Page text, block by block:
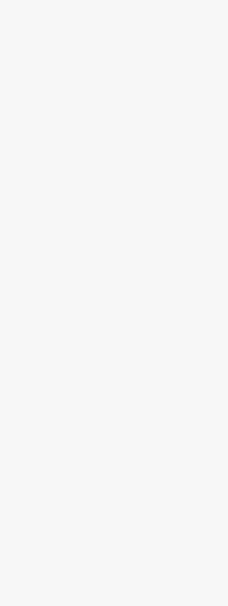
OLIVIER
«
La ministre de